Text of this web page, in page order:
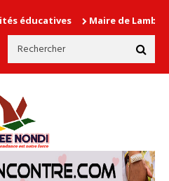
Maire de Lambanyi : Baba